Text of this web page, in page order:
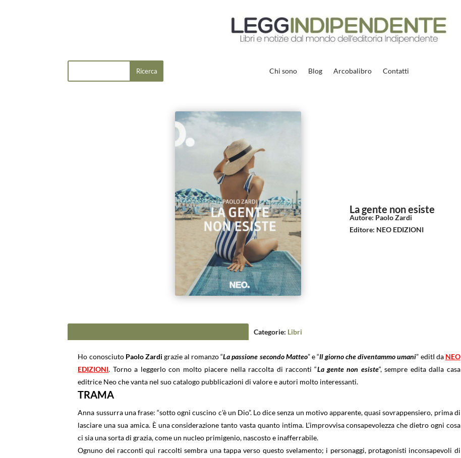
Chi sono Blog Arcobalibro Contatti
La gente non esiste
Autore: Paolo Zardi
Editore: NEO EDIZIONI
Categorie: Libri
Ho conosciuto Paolo Zardi grazie al romanzo “La passione secondo Matteo” e “Il giorno che diventammo umani” editI da NEO
EDIZIONI. Torno a leggerlo con molto piacere nella raccolta di racconti “La gente non esiste“, sempre edita dalla casa
editrice Neo che vanta nel suo catalogo pubblicazioni di valore e autori molto interessanti.
TRAMA
Anna sussurra una frase: “sotto ogni cuscino c’è un Dio”. Lo dice senza un motivo apparente, quasi sovrappensiero, prima di
lasciare una sua amica. È una considerazione tanto vasta quanto intima. L’improvvisa consapevolezza che dietro ogni cosa
ci sia una sorta di grazia, come un nucleo primigenio, nascosto e inafferrabile.
Ognuno dei racconti qui raccolti sembra una tappa verso questo svelamento; i personaggi, protagonisti inconsapevoli di